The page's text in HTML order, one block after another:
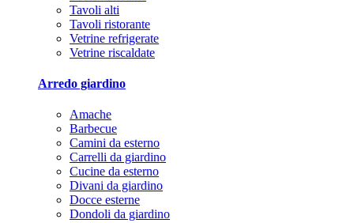
Tavoli alti
Tavoli ristorante
Vetrine refrigerate
Vetrine riscaldate
Arredo giardino
Amache
Barbecue
Camini da esterno
Carrelli da giardino
Cucine da esterno
Divani da giardino
Docce esterne
Dondoli da giardino